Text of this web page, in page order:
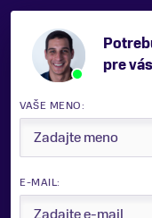
pre
VAŠE MENO:
E-MAIL: